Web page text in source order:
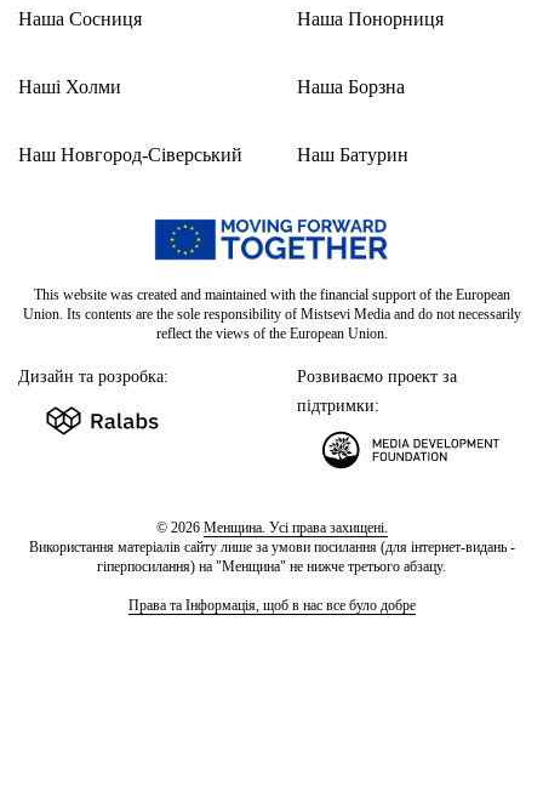
Наша Сосниця
Наші Холми
Наш Новгород-Сіверський
Наша Понорниця
Наша Борзна
Наш Батурин
This website was created and maintained with the financial support of the European
Union. Its contents are the sole responsibility of Mistsevi Media and do not necessarily
reflect the views of the European Union.
Дизайн та розробка:
Розвиваємо проект за
підтримки:
© 2026 Менщина. Усі права захищені.
Використання матеріалів сайту лише за умови посилання (для інтернет-видань -
гіперпосилання) на "Менщина" не нижче третього абзацу.
Права та Інформація, щоб в нас все було добре